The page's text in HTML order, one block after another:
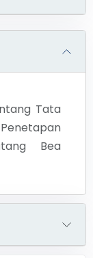
Tata
Bea